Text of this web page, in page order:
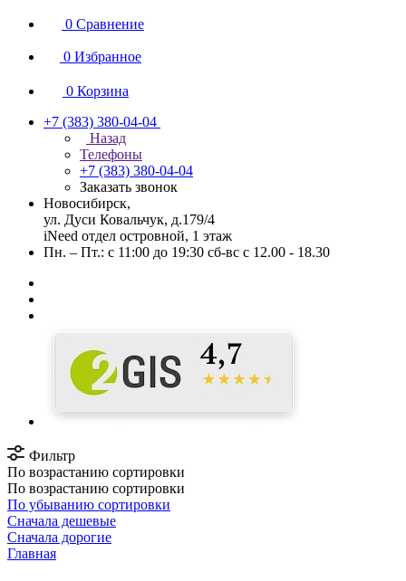
0 Сравнение
0 Избранное
0 Корзина
+7 (383) 380-04-04
Назад
Телефоны
+7 (383) 380-04-04
Заказать звонок
Новосибирск,
ул. Дуси Ковальчук, д.179/4
iNeed отдел островной, 1 этаж
Пн. – Пт.: с 11:00 до 19:30 сб-вс с 12.00 - 18.30
Фильтр
По возрастанию сортировки
По возрастанию сортировки
По убыванию сортировки
Сначала дешевые
Сначала дорогие
Главная